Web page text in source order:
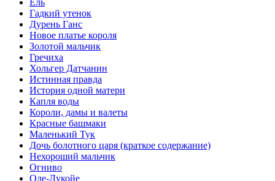
Гадкий утенок
Дурень Ганс
Новое платье короля
Золотой мальчик
Гречиха
Хольгер Датчанин
Истинная правда
История одной матери
Капля воды
Короли, дамы и валеты
Красные башмаки
Маленький Тук
Дочь болотного царя (краткое содержание)
Нехороший мальчик
Огниво
Оле-Лукойе